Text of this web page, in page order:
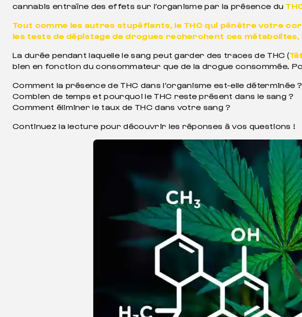
cannabis entraîne des effets sur l’organisme par la présence du
Tout comme les autres stupéfiants, le THC qui pénètre votre
les tests de dépistage de drogues recherchent ces
La durée pendant laquelle le sang peut garder des traces de THC (
bien en fonction du consommateur que de la drogue consommée.
Comment la présence de THC dans l’organisme est-elle déterminée ?
Combien de temps et pourquoi le THC reste présent dans le sang ?
Comment éliminer le taux de THC dans votre sang ?
Continuez la lecture pour découvrir les réponses à vos questions !